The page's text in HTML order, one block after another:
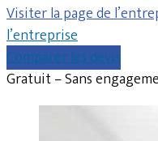
Visiter la page de
l’entreprise
Comparer les devis
Gratuit – Sans